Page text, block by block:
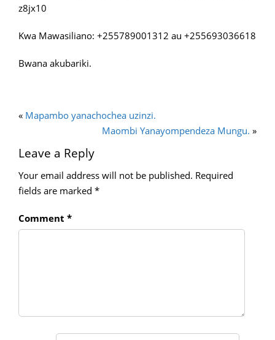
z8jx10
Kwa Mawasiliano: +255789001312 au +255693036618
Bwana akubariki.
« Mapambo yanachochea uzinzi.
Maombi Yanayompendeza Mungu. »
Leave a Reply
Your email address will not be published. Required
fields are marked *
Comment *